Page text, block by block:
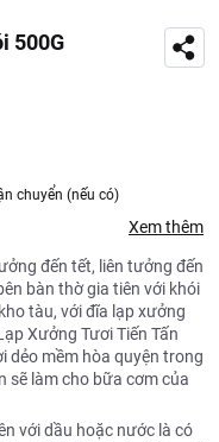
500G
chuyển (nếu có)
Xem thêm
đến tết, liên tưởng đến
bàn thờ gia tiên với khói
tàu, với đĩa lạp xưởng
Xưởng Tươi Tiến Tấn
mềm hòa quyện trong
sẽ làm cho bữa cơm của
với dầu hoặc nước là có